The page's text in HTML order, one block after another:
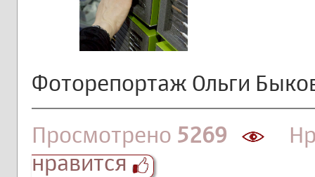
Фоторепортаж Ольги
Просмотрено 5269
нравится